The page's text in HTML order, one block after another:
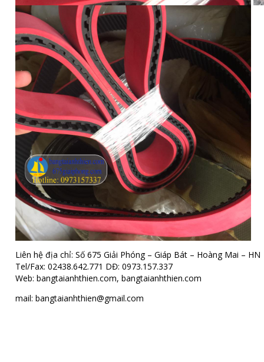
Liên hệ địa chỉ: Số 675 Giải Phóng – Giáp Bát – Hoàng Mai – HN
Tel/Fax: 02438.642.771 DĐ: 0973.157.337
Web: bangtaianhthien.com, bangtaianhthien.com
mail: bangtaianhthien@gmail.com